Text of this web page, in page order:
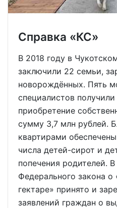
Справка «КС»
В 2018 году в
заключили 22 семьи,
новорождённых. Пять
специалистов
приобретение
сумму 3,7 млн рублей.
квартирами
числа детей-сирот и
попечения родителей.
Федерального закона о
гектаре» принято и
заявлений граждан о